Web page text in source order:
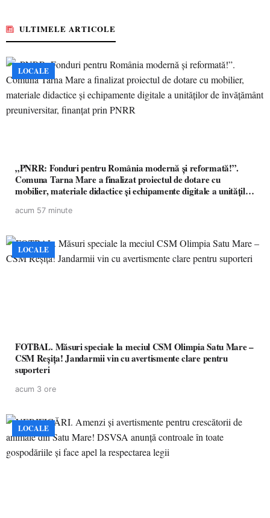
ULTIMELE ARTICOLE
LOCALE
„PNRR: Fonduri pentru România modernă și reformată!”.
Comuna Tarna Mare a finalizat proiectul de dotare cu
mobilier, materiale didactice și echipamente digitale a unităților
acum 57 minute
LOCALE
FOTBAL. Măsuri speciale la meciul CSM Olimpia Satu Mare –
CSM Reșița! Jandarmii vin cu avertismente clare pentru
suporteri
acum 3 ore
LOCALE